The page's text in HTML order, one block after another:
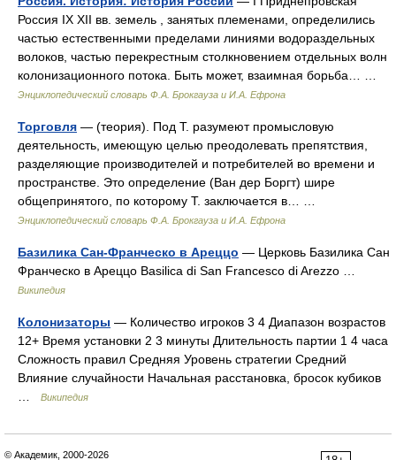
Россия IX XII вв. земель , занятых племенами, определились
частью естественными пределами линиями водораздельных
волоков, частью перекрестным столкновением отдельных волн
колонизационного потока. Быть может, взаимная борьба… …
Энциклопедический словарь Ф.А. Брокгауза и И.А. Ефрона
Торговля — (теория). Под Т. разумеют промысловую
деятельность, имеющую целью преодолевать препятствия,
разделяющие производителей и потребителей во времени и
пространстве. Это определение (Ван дер Боргт) шире
общепринятого, по которому Т. заключается в… …
Энциклопедический словарь Ф.А. Брокгауза и И.А. Ефрона
Базилика Сан-Франческо в Ареццо — Церковь Базилика Сан
Франческо в Ареццо Basilica di San Francesco di Arezzo …
Википедия
Колонизаторы — Количество игроков 3 4 Диапазон возрастов
12+ Время установки 2 3 минуты Длительность партии 1 4 часа
Сложность правил Средняя Уровень стратегии Средний
Влияние случайности Начальная расстановка, бросок кубиков
Википедия
© Академик, 2000-2026